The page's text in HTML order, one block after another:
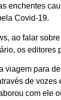
enchentes
Covid-19.
ao falar
os editores
viagem para
de vozes
com ele